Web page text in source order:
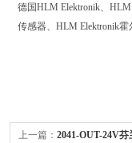
德国HLM Elektronik、 HLM
传感器、 HLM Elektronik霍
上一篇： 2041-OUT-24V